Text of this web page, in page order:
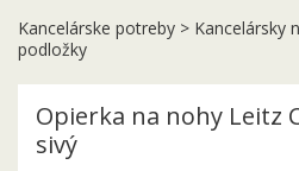
Kancelárske potreby > Kancelársky
podložky
Opierka na nohy Leitz
sivý